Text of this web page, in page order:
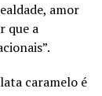
amor
que a
caramelo é